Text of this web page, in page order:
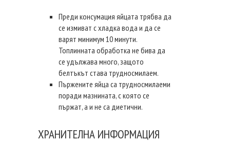
Преди консумация яйцата трябва да
се измиват с хладка вода и да се
варят минимум 10 минути.
Топлинната обработка не бива да
се удължава много, защото
белтъкът става трудносмилаем.
Пържените яйца са трудносмилаеми
поради мазнината, с която се
пържат, а и не са диетични.
ХРАНИТЕЛНА ИНФОРМАЦИЯ